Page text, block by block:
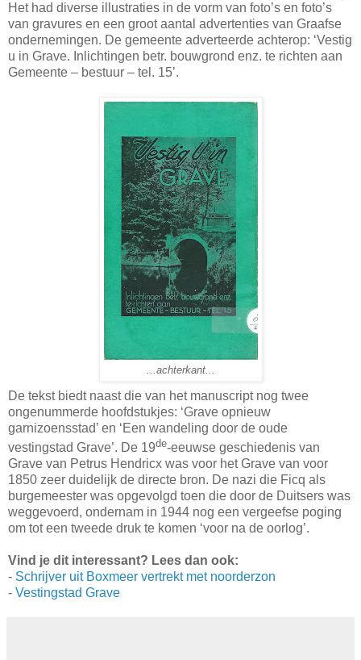
Het had diverse illustraties in de vorm van foto’s en foto’s
van gravures en een groot aantal advertenties van Graafse
ondernemingen. De gemeente adverteerde achterop: ‘Vestig
u in Grave. Inlichtingen betr. bouwgrond enz. te richten aan
Gemeente – bestuur – tel. 15’.
...achterkant...
De tekst biedt naast die van het manuscript nog twee
ongenummerde hoofdstukjes: ‘Grave opnieuw
garnizoensstad’ en ‘Een wandeling door de oude
vestingstad Grave’. De 19de-eeuwse geschiedenis van
Grave van Petrus Hendricx was voor het Grave van voor
1850 zeer duidelijk de directe bron. De nazi die Ficq als
burgemeester was opgevolgd toen die door de Duitsers was
weggevoerd, ondernam in 1944 nog een vergeefse poging
om tot een tweede druk te komen ‘voor na de oorlog’.
Vind je dit interessant? Lees dan ook:
- Schrijver uit Boxmeer vertrekt met noorderzon
- Vestingstad Grave